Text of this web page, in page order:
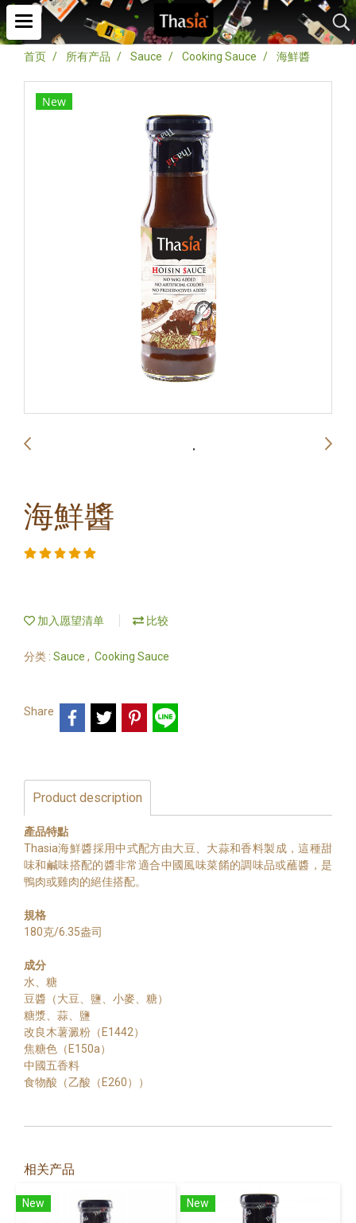
首页 所有产品 Sauce Cooking Sauce 海鮮醬
New
海鮮醬
加入愿望清单 比较
分类 : Sauce , Cooking Sauce
Share
Product description
產品特點
Thasia海鮮醬採用中式配方由大豆、大蒜和香料製成，這種甜
味和鹹味搭配的醬非常適合中國風味菜餚的調味品或蘸醬，是
鴨肉或雞肉的絕佳搭配。
規格
180克/6.35盎司
成分
水、糖
豆醬（大豆、鹽、小麥、糖）
糖漿、蒜、鹽
改良木薯澱粉（E1442）
焦糖色（E150a）
中國五香料
食物酸（乙酸（E260））
相关产品
New New